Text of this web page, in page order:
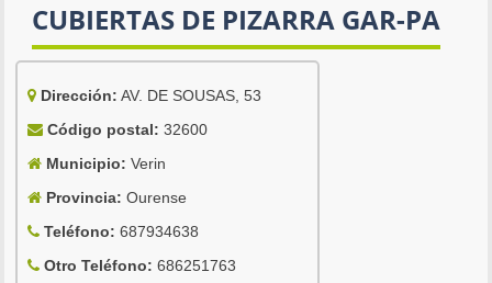
CUBIERTAS DE PIZARRA GAR-PA
Dirección: AV. DE SOUSAS, 53
Código postal: 32600
Municipio: Verin
Provincia: Ourense
Teléfono: 687934638
Otro Teléfono: 686251763